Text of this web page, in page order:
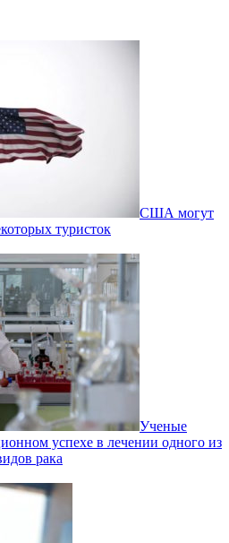
США могут
туристок
Ученые
успехе в лечении одного из
рака